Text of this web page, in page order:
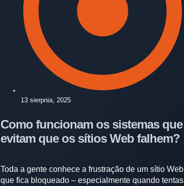
13 sierpnia, 2025
Como funcionam os sistemas que
evitam que os sítios Web falhem?
Toda a gente conhece a frustração de um sítio Web
que fica bloqueado – especialmente quando tentas